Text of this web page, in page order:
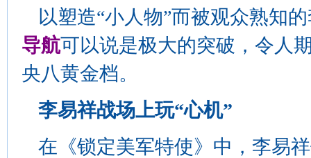
以塑造“小人物”而被观众熟知
导航可以说是极大的突破，令人
央八黄金档。
李易祥战场上玩“心机”
在《锁定美军特使》中，李易